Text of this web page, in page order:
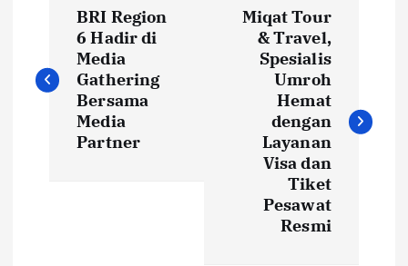
s
BRI Region
6 Hadir di
Media
Gathering
Bersama
Media
Partner
Miqat Tour
& Travel,
Spesialis
Umroh
Hemat
dengan
Layanan
Visa dan
Tiket
Pesawat
Resmi